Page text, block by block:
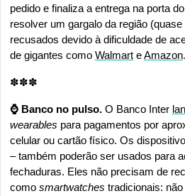
pedido e finaliza a entrega na porta
resolver um gargalo da região
recusados devido à dificuldade de
de gigantes como Walmart e Amazon.
✽✽✽
⌚ Banco no pulso. O Banco Inter
wearables para pagamentos por
celular ou cartão físico. Os
– também poderão ser usados para
fechaduras. Eles não precisam de
como smartwatches tradicionais: